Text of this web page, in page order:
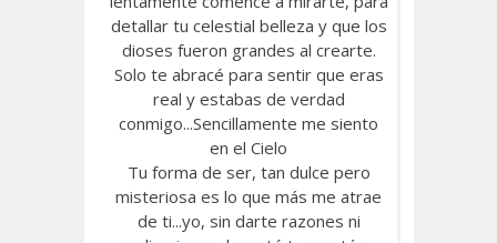
detallar tu celestial belleza y que los
dioses fueron grandes al crearte.
Solo te abracé para sentir que eras
real y estabas de verdad
conmigo...Sencillamente me siento
en el Cielo
Tu forma de ser, tan dulce pero
misteriosa es lo que más me atrae
de ti...yo, sin darte razones ni